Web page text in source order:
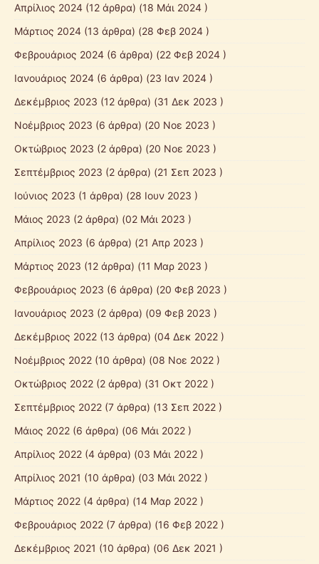
Απρίλιος 2024 (12 άρθρα) (18 Μάι 2024 )
Μάρτιος 2024 (13 άρθρα) (28 Φεβ 2024 )
Φεβρουάριος 2024 (6 άρθρα) (22 Φεβ 2024 )
Ιανουάριος 2024 (6 άρθρα) (23 Ιαν 2024 )
Δεκέμβριος 2023 (12 άρθρα) (31 Δεκ 2023 )
Νοέμβριος 2023 (6 άρθρα) (20 Νοε 2023 )
Οκτώβριος 2023 (2 άρθρα) (20 Νοε 2023 )
Σεπτέμβριος 2023 (2 άρθρα) (21 Σεπ 2023 )
Ιούνιος 2023 (1 άρθρα) (28 Ιουν 2023 )
Μάιος 2023 (2 άρθρα) (02 Μάι 2023 )
Απρίλιος 2023 (6 άρθρα) (21 Απρ 2023 )
Μάρτιος 2023 (12 άρθρα) (11 Μαρ 2023 )
Φεβρουάριος 2023 (6 άρθρα) (20 Φεβ 2023 )
Ιανουάριος 2023 (2 άρθρα) (09 Φεβ 2023 )
Δεκέμβριος 2022 (13 άρθρα) (04 Δεκ 2022 )
Νοέμβριος 2022 (10 άρθρα) (08 Νοε 2022 )
Οκτώβριος 2022 (2 άρθρα) (31 Οκτ 2022 )
Σεπτέμβριος 2022 (7 άρθρα) (13 Σεπ 2022 )
Μάιος 2022 (6 άρθρα) (06 Μάι 2022 )
Απρίλιος 2022 (4 άρθρα) (03 Μάι 2022 )
Απρίλιος 2021 (10 άρθρα) (03 Μάι 2022 )
Μάρτιος 2022 (4 άρθρα) (14 Μαρ 2022 )
Φεβρουάριος 2022 (7 άρθρα) (16 Φεβ 2022 )
Δεκέμβριος 2021 (10 άρθρα) (06 Δεκ 2021 )